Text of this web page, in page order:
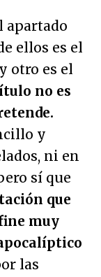
apartado
ellos es el
otro es el
no es
y
ni en
sí que
que
muy
las